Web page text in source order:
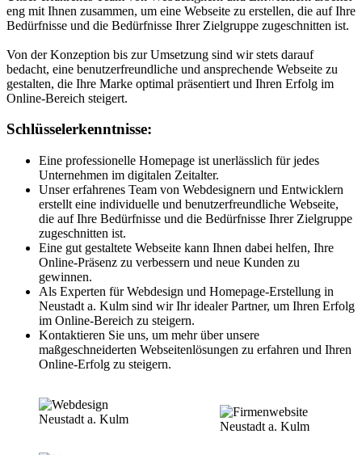
eng mit Ihnen zusammen, um eine Webseite zu erstellen, die auf Ihre
Bedürfnisse und die Bedürfnisse Ihrer Zielgruppe zugeschnitten ist.
Von der Konzeption bis zur Umsetzung sind wir stets darauf
bedacht, eine benutzerfreundliche und ansprechende Webseite zu
gestalten, die Ihre Marke optimal präsentiert und Ihren Erfolg im
Online-Bereich steigert.
Schlüsselerkenntnisse:
Eine professionelle Homepage ist unerlässlich für jedes
Unternehmen im digitalen Zeitalter.
Unser erfahrenes Team von Webdesignern und Entwicklern
erstellt eine individuelle und benutzerfreundliche Webseite,
die auf Ihre Bedürfnisse und die Bedürfnisse Ihrer Zielgruppe
zugeschnitten ist.
Eine gut gestaltete Webseite kann Ihnen dabei helfen, Ihre
Online-Präsenz zu verbessern und neue Kunden zu
gewinnen.
Als Experten für Webdesign und Homepage-Erstellung in
Neustadt a. Kulm sind wir Ihr idealer Partner, um Ihren Erfolg
im Online-Bereich zu steigern.
Kontaktieren Sie uns, um mehr über unsere
maßgeschneiderten Webseitenlösungen zu erfahren und Ihren
Online-Erfolg zu steigern.